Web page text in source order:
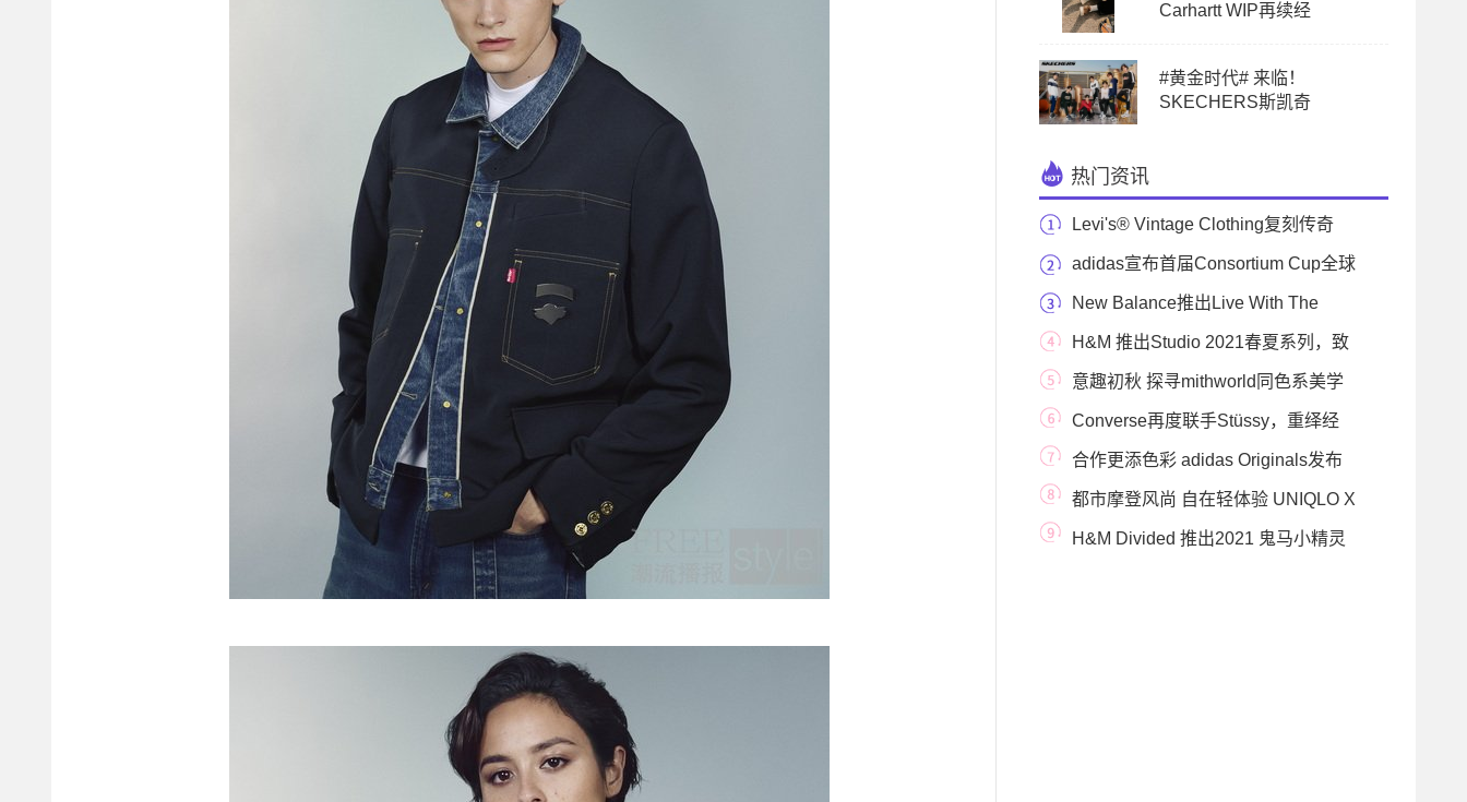
Carhartt WIP再续经
#黄金时代# 来临！
SKECHERS斯凯奇
热门资讯
Levi's® Vintage Clothing复刻传奇
Homer Campbell 501® 牛仔
adidas宣布首届Consortium Cup全球
运动鞋设计锦标赛即
New Balance推出Live With The
New Balance服装系列 用插画
H&M 推出Studio 2021春夏系列，致
敬自由无畏的遁
意趣初秋 探寻mithworld同色系美学
Converse再度联手Stüssy，重绎经
典CHUCK 70
合作更添色彩 adidas Originals发布
SUPERTURF ADVENTURE
都市摩登风尚 自在轻体验 UNIQLO X
Theory 2022春夏系
H&M Divided 推出2021 鬼马小精灵